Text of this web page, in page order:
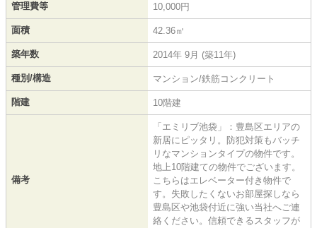
管理費等 10,000円
面積 42.36㎡
築年数 2014年 9月 (築11年)
種別/構造 マンション/鉄筋コンクリート
階建 10階建
備考
「エミリブ池袋」：豊島区エリアの
新居にピッタリ。防犯対策もバッチ
リなマンションタイプの物件です。
地上10階建ての物件でございます。
こちらはエレベーター付き物件で
す。失敗したくないお部屋探しなら
豊島区や池袋付近に強い当社へご連
絡ください。信頼できるスタッフが